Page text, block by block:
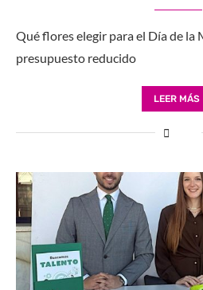
Qué flores elegir para el Día de la
presupuesto reducido
LEER MÁS